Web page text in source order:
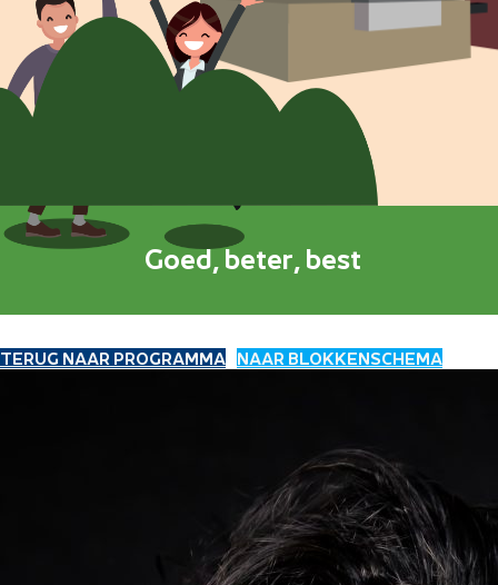
Goed, beter, best
TERUG NAAR PROGRAMMA NAAR BLOKKENSCHEMA